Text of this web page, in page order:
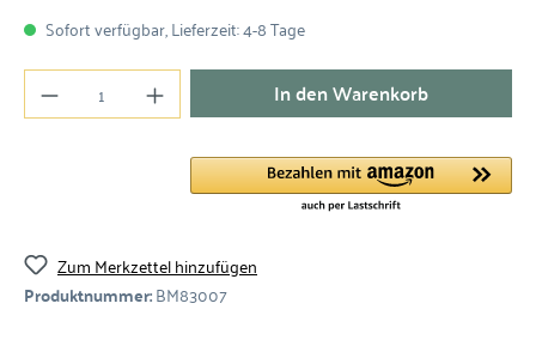
Sofort verfügbar, Lieferzeit: 4-8 Tage
In den Warenkorb
Zum Merkzettel hinzufügen
Produktnummer:BM83007